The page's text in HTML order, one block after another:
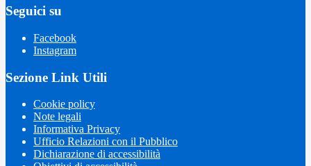
Seguici su
Facebook
Instagram
Sezione Link Utili
Cookie policy
Note legali
Informativa Privacy
Ufficio Relazioni con il Pubblico
Dichiarazione di accessibilità